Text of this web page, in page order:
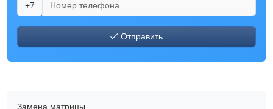
+7
Отправить
Замена матрицы